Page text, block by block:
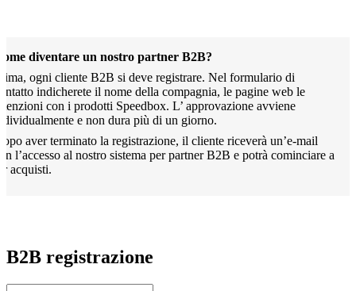
diventare un nostro partner B2B?
ogni cliente B2B si deve registrare. Nel formulario di
indicherete il nome della compagnia, le pagine web le
con i prodotti Speedbox. L’ approvazione avviene
e non dura più di un giorno.
aver terminato la registrazione, il cliente riceverà un’e-mail
l’accesso al nostro sistema per partner B2B e potrà cominciare a
acquisti.
B2B registrazione